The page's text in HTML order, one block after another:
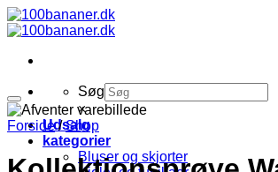
Fortsæt
til
Søg
×
Udsalg
kategorier
Bluser og skjorter
Forside / Shop